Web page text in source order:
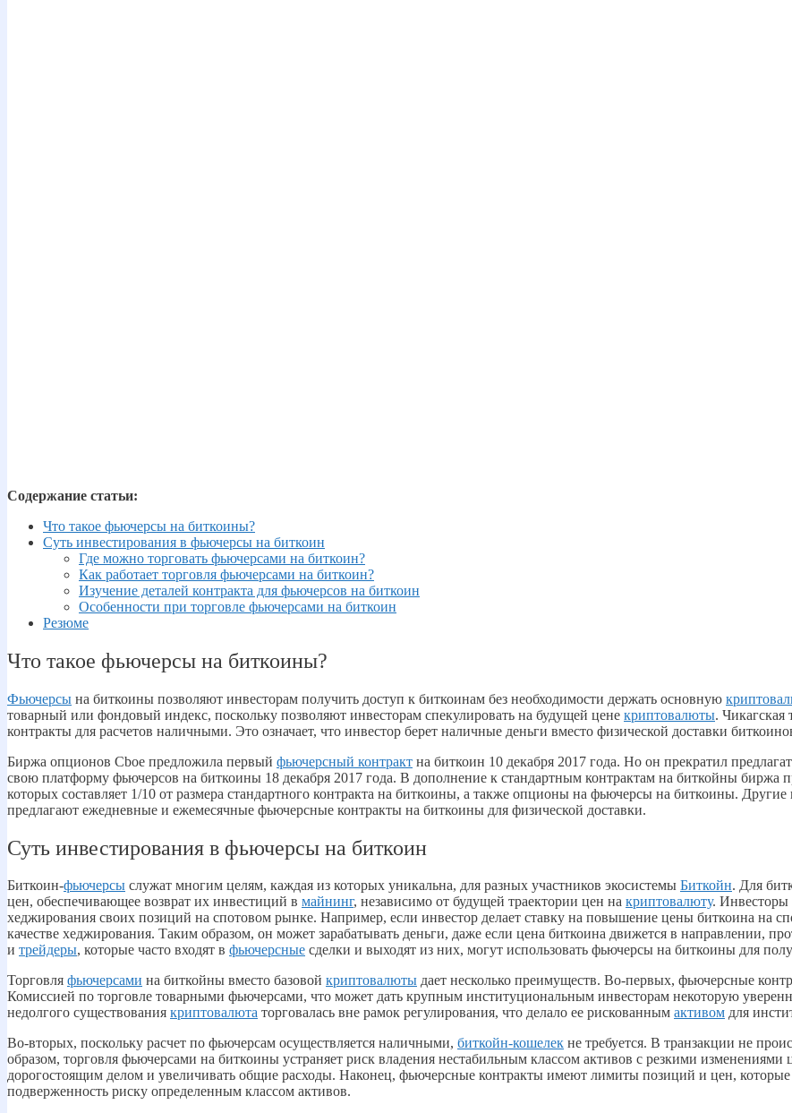
Содержание статьи:
Что такое фьючерсы на биткоины?
Суть инвестирования в фьючерсы на биткоин
Где можно торговать фьючерсами на биткоин?
Как работает торговля фьючерсами на биткоин?
Изучение деталей контракта для фьючерсов на биткоин
Особенности при торговле фьючерсами на биткоин
Резюме
Что такое фьючерсы на биткоины?
Фьючерсы на биткоины позволяют инвесторам получить доступ к биткоинам без необходимости держать основную
товарный или фондовый индекс, поскольку позволяют инвесторам спекулировать на будущей цене криптовалюты. Чикагская
контракты для расчетов наличными. Это означает, что инвестор берет наличные деньги вместо физической доставки
Биржа опционов Cboe предложила первый фьючерсный контракт на биткоин 10 декабря 2017 года. Но он прекратил
свою платформу фьючерсов на биткоины 18 декабря 2017 года. В дополнение к стандартным контрактам на биткойны биржа
которых составляет 1/10 от размера стандартного контракта на биткоины, а также опционы на фьючерсы на биткоины.
предлагают ежедневные и ежемесячные фьючерсные контракты на биткоины для физической доставки.
Суть инвестирования в фьючерсы на биткоин
Биткоин-фьючерсы служат многим целям, каждая из которых уникальна, для разных участников экосистемы Биткойн. Для
цен, обеспечивающее возврат их инвестиций в майнинг, независимо от будущей траектории цен на криптовалюту. Инвесторы
хеджирования своих позиций на спотовом рынке. Например, если инвестор делает ставку на повышение цены биткоина на
качестве хеджирования. Таким образом, он может зарабатывать деньги, даже если цена биткоина движется в направлении,
и трейдеры, которые часто входят в фьючерсные сделки и выходят из них, могут использовать фьючерсы на биткоины для
Торговля фьючерсами на биткойны вместо базовой криптовалюты дает несколько преимуществ. Во-первых, фьючерсные
Комиссией по торговле товарными фьючерсами, что может дать крупным институциональным инвесторам некоторую
недолгого существования криптовалюта торговалась вне рамок регулирования, что делало ее рискованным активом для
Во-вторых, поскольку расчет по фьючерсам осуществляется наличными, биткойн-кошелек не требуется. В транзакции не
образом, торговля фьючерсами на биткоины устраняет риск владения нестабильным классом активов с резкими изменениями
дорогостоящим делом и увеличивать общие расходы. Наконец, фьючерсные контракты имеют лимиты позиций и цен, которые
подверженность риску определенным классом активов.